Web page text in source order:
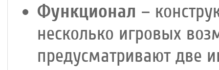
Функционал –
несколько игровых
предусматривают две